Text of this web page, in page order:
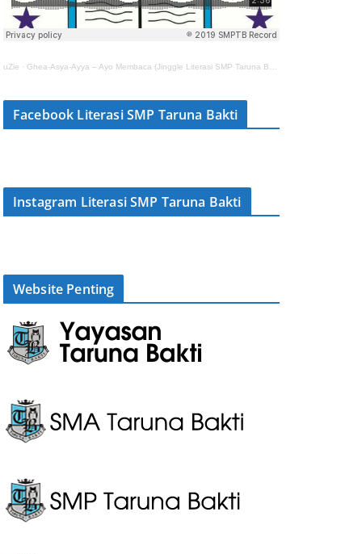
uZie · Ghea-Asya-Ayya – Ayo Membaca (Jinggle Literasi SMP Taruna Bakti)
Facebook Literasi SMP Taruna Bakti
Instagram Literasi SMP Taruna Bakti
Website Penting